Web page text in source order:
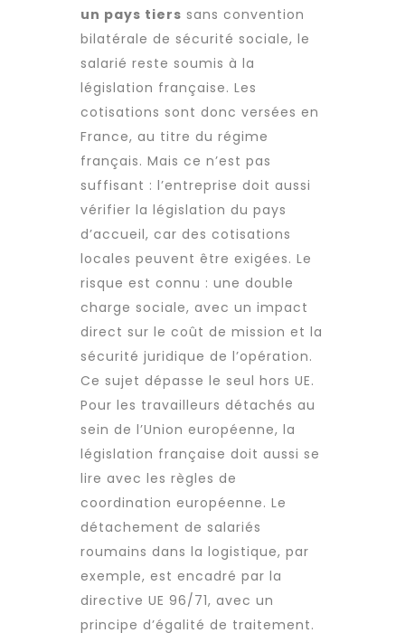
un pays tiers sans convention
bilatérale de sécurité sociale, le
salarié reste soumis à la
législation française. Les
cotisations sont donc versées en
France, au titre du régime
français. Mais ce n’est pas
suffisant : l’entreprise doit aussi
vérifier la législation du pays
d’accueil, car des cotisations
locales peuvent être exigées. Le
risque est connu : une double
charge sociale, avec un impact
direct sur le coût de mission et la
sécurité juridique de l’opération.
Ce sujet dépasse le seul hors UE.
Pour les travailleurs détachés au
sein de l’Union européenne, la
législation française doit aussi se
lire avec les règles de
coordination européenne. Le
détachement de salariés
roumains dans la logistique, par
exemple, est encadré par la
directive UE 96/71, avec un
principe d’égalité de traitement.